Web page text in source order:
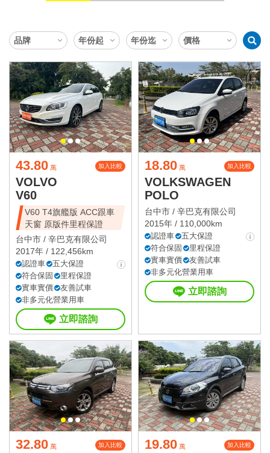
43.80 萬 加入比較
VOLVO
V60
V60 T4旗艦版 ACC跟車
天窗 原版件里程保證
台中市 / 辛巴克有限公司
2017年 / 122,456km
認證車
五大保證
符合保固
里程保證
實車實價
友善試車
非多元化營業用車
立即諮詢
18.80 萬 加入比較
VOLKSWAGEN
POLO
台中市 / 辛巴克有限公司
2015年 / 110,000km
認證車
五大保證
符合保固
里程保證
實車實價
友善試車
非多元化營業用車
立即諮詢
32.80 萬 加入比較 19.80 萬 加入比較